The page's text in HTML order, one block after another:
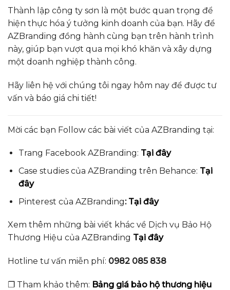
Thành lập công ty sơn là một bước quan trọng để
hiện thực hóa ý tưởng kinh doanh của bạn. Hãy để
AZBranding đồng hành cùng bạn trên hành trình
này, giúp bạn vượt qua mọi khó khăn và xây dựng
một doanh nghiệp thành công.
Hãy liên hệ với chúng tôi ngay hôm nay để được tư
vấn và báo giá chi tiết!
Mời các bạn Follow các bài viết của AZBranding tại:
Trang Facebook AZBranding: Tại đây
Case studies của AZBranding trên Behance: Tại
đây
Pinterest của AZBranding:Tại đây
Xem thêm những bài viết khác về Dịch vụ Bảo Hộ
Thương Hiệu của AZBranding Tại đây
Hotline tư vấn miễn phí: 0982 085 838
❐ Tham khảo thêm: Bảng giá bảo hộ thương hiệu